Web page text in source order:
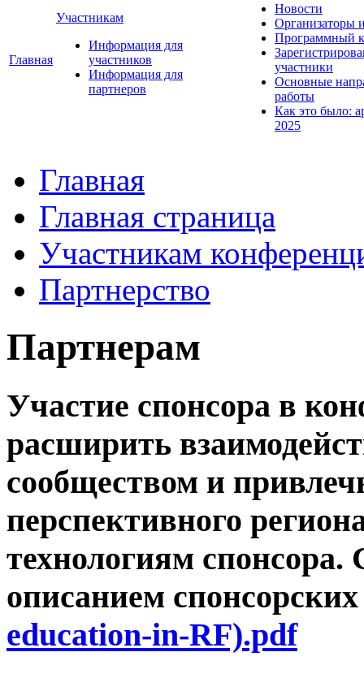
Главная
Участникам
Информация для
участников
Информация для
партнеров
Новости
Организаторы
Программный
участники
Основные
работы
Как это было:
2025
Главная
Главная страница
Участникам
Партнерство
Партнерам
Участие спонсора в
расширить
сообществом и
перспективного
технологиям спонсора.
описанием
education-in-RF).pdf